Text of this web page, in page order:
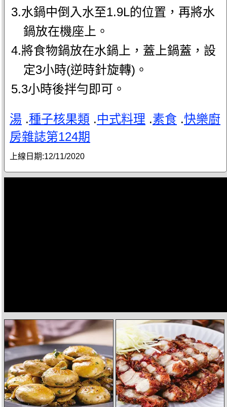
3.水鍋中倒入水至1.9L的位置，再將水
鍋放在機座上。
4.將食物鍋放在水鍋上，蓋上鍋蓋，設
定3小時(逆時針旋轉)。
5.3小時後拌勻即可。
湯 .種子核果類 .中式料理 .素食 .快樂廚
房雜誌第124期
上線日期:12/11/2020